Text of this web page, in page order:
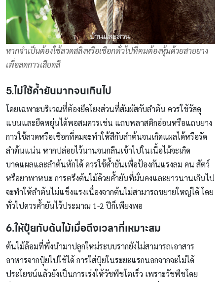
หากจำเป็นต้องใช้ลวดสลิงหรือเชือกทั่วไปที่คมต้องหุ้มด้วยสายยาง
เพื่อลดการเสียดสี
5.ไม่ใช้ค้ำยันมากจนเกินไป
โดยเฉพาะบริเวณที่ต้องยึดโยงส่วนที่สัมผัสกับลำต้น ควรใช้วัสดุ
แบนและยืดหยุ่นได้พอสมควรเช่น แถบพลาสติกอ่อนหรือแถบยาง
การใช้ลวดหรือเชือกที่คมจะทำให้สีกับลำต้นจนเกิดแผลได้หรือรัด
ลำต้นแน่น หากปล่อยไว้นานจนกลืนเข้าไปในเนื้อไม้จะเกิด
บาดแผลและลำต้นหักได้ ควรใช้ค้ำยันเพื่อป้องกันแรงลม คน สัตว์
หรือยาพาหนะ การตรึงต้นไม้ด้วยค้ำยันที่มั่นคงและยาวนานเกินไป
จะทำให้ลำต้นไม่แข็งแรงเนื่องจากต้นไม่สามารถขยายใหญ่ได้ โดย
ทั่วไปควรค้ำยันไว้ประมาณ 1-2 ปีก็เพียงพอ
6.ให้ปุ๋ยกับต้นไม้เมื่อถึงเวลาที่เหมาะสม
ต้นไม้ล้อมที่พึ่งนำมาปลูกใหม่ระบบรากยังไม่สามารถเอาสาร
อาหารจากปุ๋ยไปใช้ได้ การใส่ปุ๋ยในระยะแรกนอกจากจะไม่ได้
ประโยชน์แล้วยังเป็นการเร่งให้วัชพืชโตเร็ว เพราะวัชพืชโดย